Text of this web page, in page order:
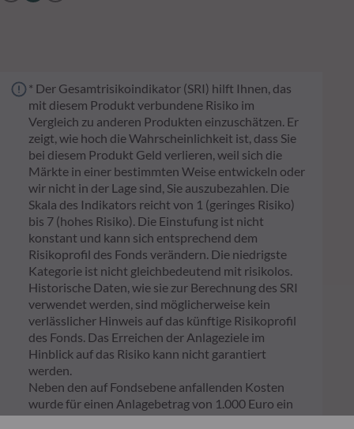
* Der Gesamtrisikoindikator (SRI) hilft Ihnen, das
mit diesem Produkt verbundene Risiko im
Vergleich zu anderen Produkten einzuschätzen. Er
zeigt, wie hoch die Wahrscheinlichkeit ist, dass Sie
bei diesem Produkt Geld verlieren, weil sich die
Märkte in einer bestimmten Weise entwickeln oder
wir nicht in der Lage sind, Sie auszubezahlen. Die
Skala des Indikators reicht von 1 (geringes Risiko)
bis 7 (hohes Risiko). Die Einstufung ist nicht
konstant und kann sich entsprechend dem
Risikoprofil des Fonds verändern. Die niedrigste
Kategorie ist nicht gleichbedeutend mit risikolos.
Historische Daten, wie sie zur Berechnung des SRI
verwendet werden, sind möglicherweise kein
verlässlicher Hinweis auf das künftige Risikoprofil
des Fonds. Das Erreichen der Anlageziele im
Hinblick auf das Risiko kann nicht garantiert
werden.
Neben den auf Fondsebene anfallenden Kosten
wurde für einen Anlagebetrag von 1.000 Euro ein
einmaliger Ausgabeaufschlag bzw.